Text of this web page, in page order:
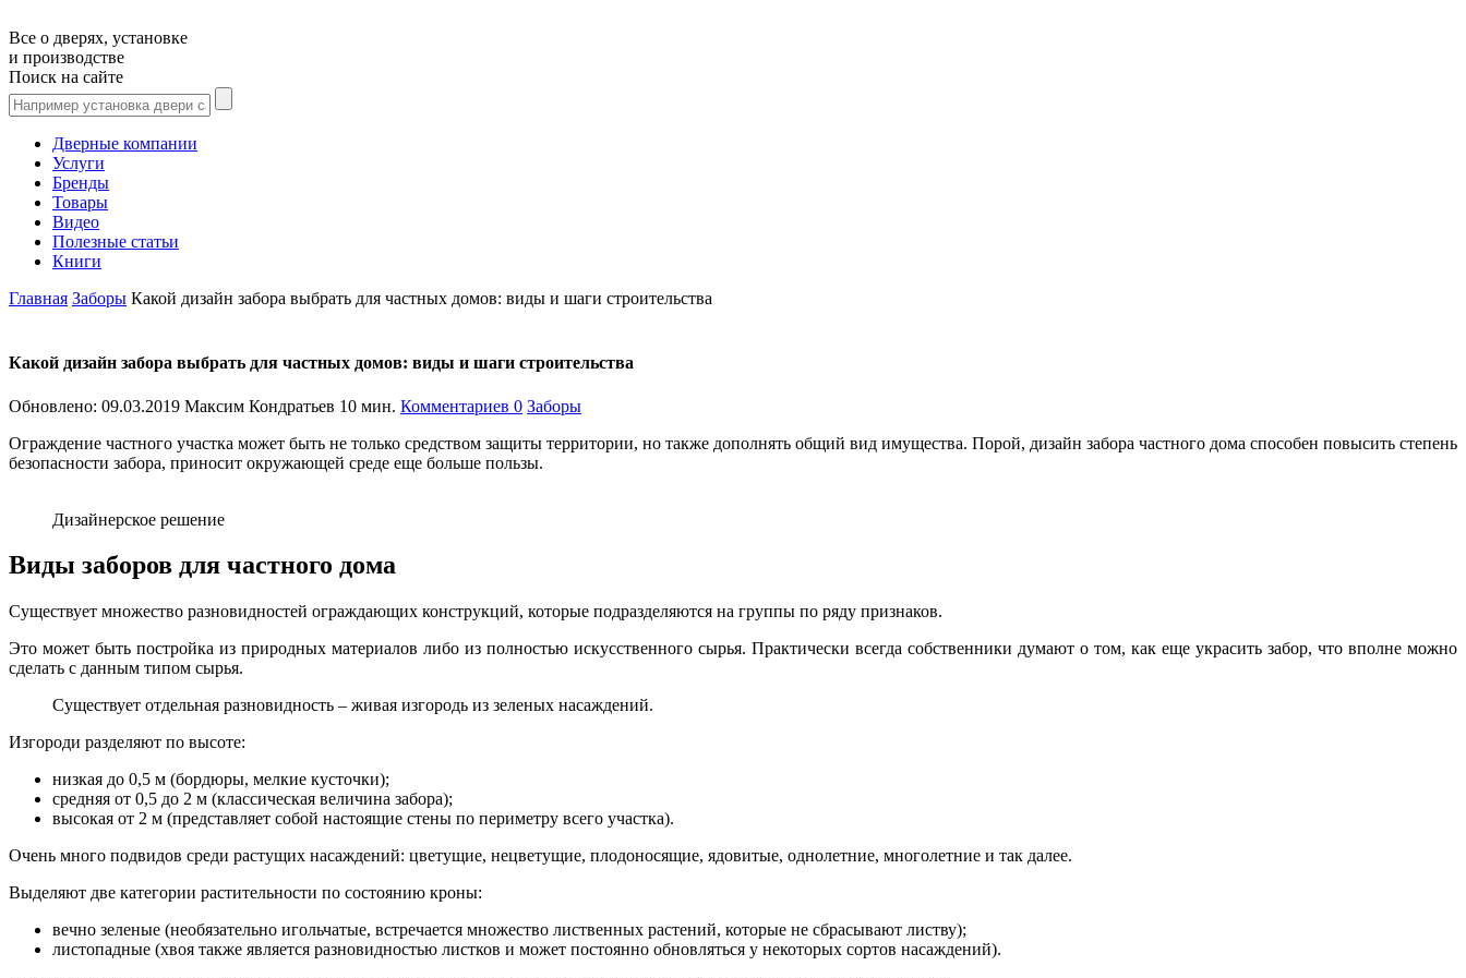
Все о дверях, установке
и производстве
Поиск на сайте
Дверные компании
Услуги
Бренды
Товары
Видео
Полезные статьи
Книги
Главная Заборы Какой дизайн забора выбрать для частных домов: виды и шаги строительства
Какой дизайн забора выбрать для частных домов: виды и шаги строительства
Обновлено: 09.03.2019 Максим Кондратьев 10 мин. Комментариев 0 Заборы
Ограждение частного участка может быть не только средством защиты территории, но также дополнять общий вид имущества. Порой, дизайн забора частного дома способен повысить степень
безопасности забора, приносит окружающей среде еще больше пользы.
Дизайнерское решение
Виды заборов для частного дома
Существует множество разновидностей ограждающих конструкций, которые подразделяются на группы по ряду признаков.
Это может быть постройка из природных материалов либо из полностью искусственного сырья. Практически всегда собственники думают о том, как еще украсить забор, что вполне можно
сделать с данным типом сырья.
Существует отдельная разновидность – живая изгородь из зеленых насаждений.
Изгороди разделяют по высоте:
низкая до 0,5 м (бордюры, мелкие кусточки);
средняя от 0,5 до 2 м (классическая величина забора);
высокая от 2 м (представляет собой настоящие стены по периметру всего участка).
Очень много подвидов среди растущих насаждений: цветущие, нецветущие, плодоносящие, ядовитые, однолетние, многолетние и так далее.
Выделяют две категории растительности по состоянию кроны:
вечно зеленые (необязательно игольчатые, встречается множество лиственных растений, которые не сбрасывают листву);
листопадные (хвоя также является разновидностью листков и может постоянно обновляться у некоторых сортов насаждений).